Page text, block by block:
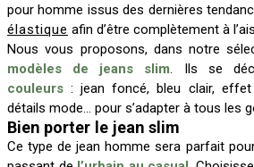
pour homme issus des dernières
élastique afin d’être complètement à
Nous vous proposons, dans notre
modèles de jeans slim. Ils se
couleurs : jean foncé, bleu clair, effet
détails mode… pour s’adapter à tous les
Bien porter le jean slim
Ce type de jean homme sera parfait